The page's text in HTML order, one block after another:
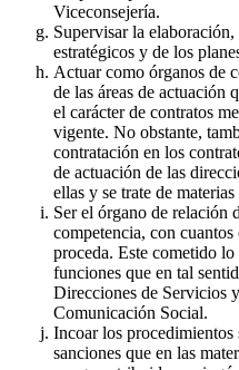
Viceconsejería.
Supervisar la
estratégicos y de los
Actuar como órganos de
de las áreas de actuación
el carácter de contratos
vigente. No obstante,
contratación en los
de actuación de las
ellas y se trate de
Ser el órgano de relación
competencia, con
proceda. Este cometido
funciones que en tal
Direcciones de Servicios
Comunicación Social.
Incoar los procedimientos
sanciones que en las